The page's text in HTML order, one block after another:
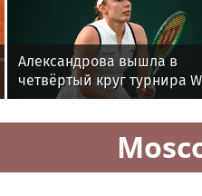
Александрова вышла в
четвёртый круг турнира
1000 в Торонто